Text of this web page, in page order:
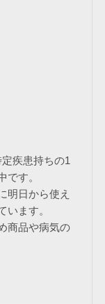
疾患持ちの1
です。
明日から使え
います。
商品や病気の